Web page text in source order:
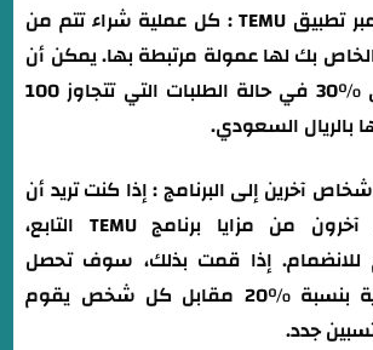
لكل عملية شراء عبر تطبيق TEMU : كل عملية شراء تتم من
الخاص بك لها عمولة مرتبطة بها. يمكن أن
تصل العمولة إلى %30 في حالة الطلبات التي تتجاوز 100
بالريال السعودي.
آخرين إلى البرنامج : إذا كنت تريد أن
يستفيد أشخاص آخرون من مزايا برنامج TEMU التابع،
إذا قمت بذلك، سوف تحصل
على عمولة ثانوية بنسبة %20 مقابل كل شخص يقوم
جدد.